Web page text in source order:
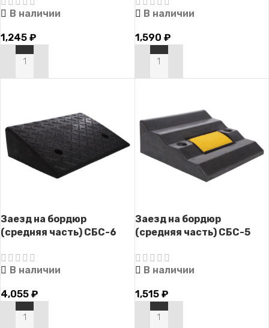
В наличии
1,245 ₽
В КОРЗИНУ
В наличии
1,590 ₽
В КОРЗИНУ
Заезд на бордюр
(средняя часть) СБС-6
В наличии
4,055 ₽
В КОРЗИНУ
Заезд на бордюр
(средняя часть) СБС-5
В наличии
1,515 ₽
В КОРЗИНУ